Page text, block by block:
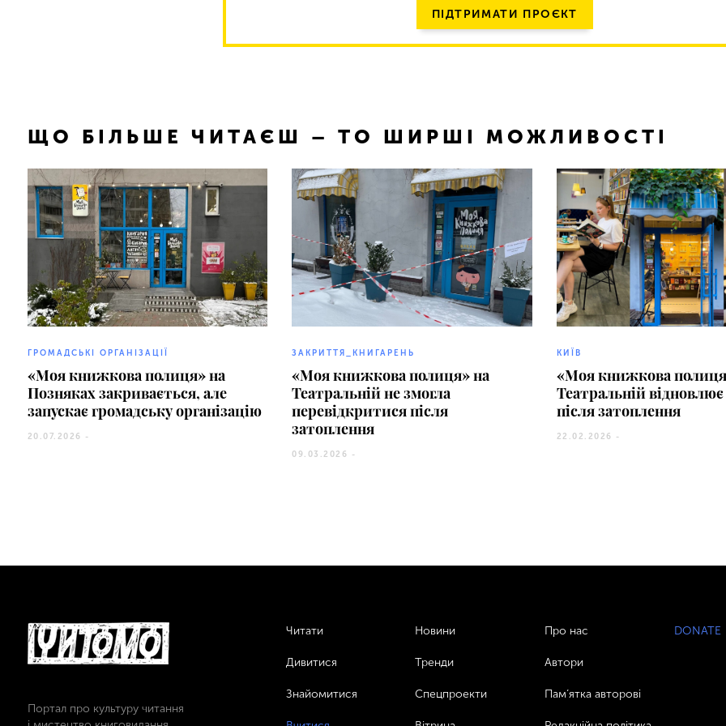
ПІДТРИМАТИ ПРОЄКТ
ЩО БІЛЬШЕ ЧИТАЄШ – ТО ШИРШІ МОЖЛИВОСТІ
ГРОМАДСЬКІ ОРГАНІЗАЦІЇ
«Моя книжкова полиця» на
Позняках закривається, але
запускає громадську організацію
20.07.2026 -
ЗАКРИТТЯ_КНИГАРЕНЬ
«Моя книжкова полиця» на
Театральній не змогла
перевідкритися після
затоплення
09.03.2026 -
КИЇВ
«Моя книжкова
Театральній
після затоплення
22.02.2026 -
Портал про культуру читання
Читати
Дивитися
Знайомитися
Новини
Тренди
Спецпроекти
Про нас
Автори
Пам’ятка авторові
DONATE